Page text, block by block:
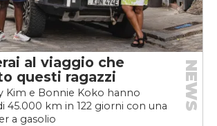
al viaggio che
questi ragazzi
Kim e Bonnie Koko hanno
45.000 km in 122 giorni con una
a gasolio
NEWS